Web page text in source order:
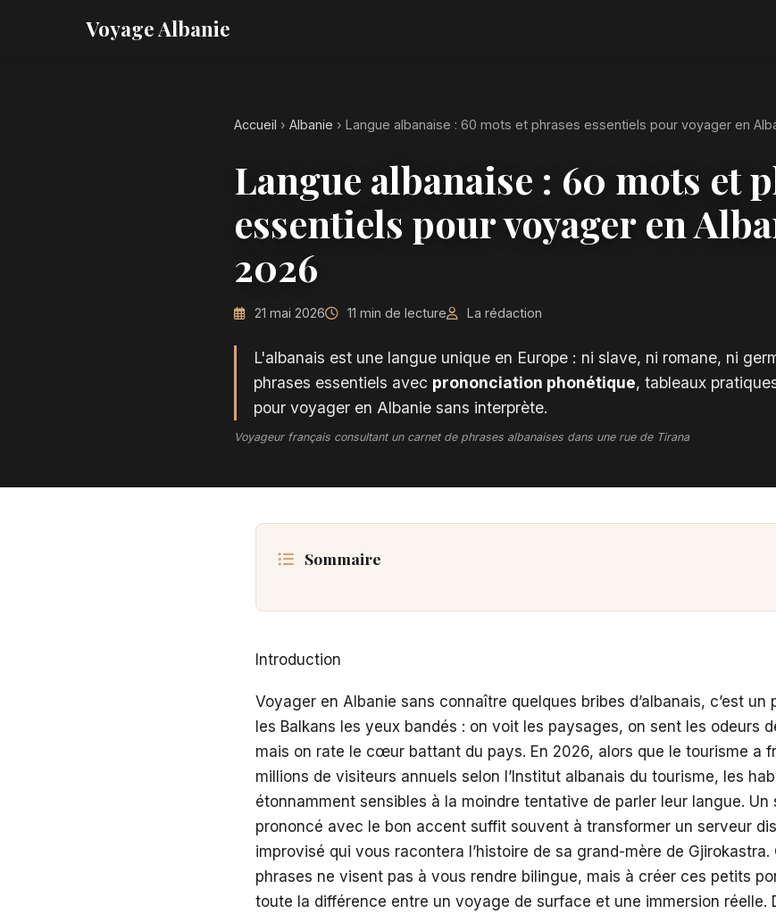
Voyage Albanie
Accueil › Albanie › Langue albanaise : 60 mots et phrases essentiels pour voyager en
Langue albanaise : 60 mots et
essentiels pour voyager en
2026
21 mai 2026 11 min de lecture La rédaction
L'albanais est une langue unique en Europe : ni slave, ni romane, ni
phrases essentiels avec prononciation phonétique, tableaux
pour voyager en Albanie sans interprète.
Voyageur français consultant un carnet de phrases albanaises dans une rue de Tirana
Sommaire
Introduction
Voyager en Albanie sans connaître quelques bribes d’albanais, c’est
les Balkans les yeux bandés : on voit les paysages, on sent les odeurs
mais on rate le cœur battant du pays. En 2026, alors que le tourisme a
millions de visiteurs annuels selon l’Institut albanais du tourisme, les
étonnamment sensibles à la moindre tentative de parler leur langue. Un
prononcé avec le bon accent suffit souvent à transformer un serveur
improvisé qui vous racontera l’histoire de sa grand-mère de
phrases ne visent pas à vous rendre bilingue, mais à créer ces petits
toute la différence entre un voyage de surface et une immersion réelle.